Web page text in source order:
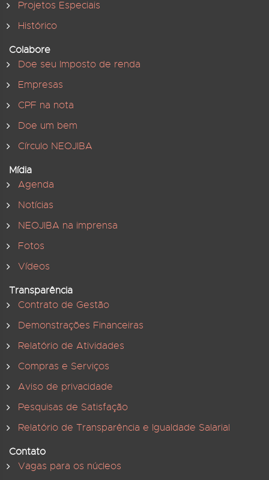
Projetos Especiais
Histórico
Colabore
Doe seu Imposto de renda
Empresas
CPF na nota
Doe um bem
Círculo NEOJIBA
Mídia
Agenda
Notícias
NEOJIBA na imprensa
Fotos
Vídeos
Transparência
Contrato de Gestão
Demonstrações Financeiras
Relatório de Atividades
Compras e Serviços
Aviso de privacidade
Pesquisas de Satisfação
Relatório de Transparência e Igualdade Salarial
Contato
Vagas para os núcleos